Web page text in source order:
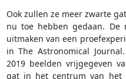
Ook zullen ze meer zwarte
nu toe hebben gedaan. De
uitmaken van een
in The Astronomical
2019 beelden vrijgegeven
gat in het centrum van het